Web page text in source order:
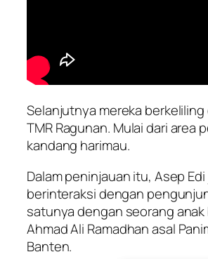
Selanjutnya mereka berkeliling
TMR Ragunan. Mulai dari area
kandang harimau.
Dalam peninjauan itu, Asep
berinteraksi dengan
satunya dengan seorang anak
Ahmad Ali Ramadhan asal
Banten.